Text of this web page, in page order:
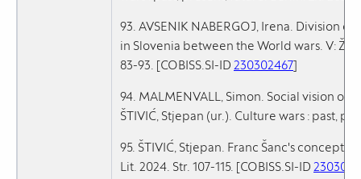
93. AVSENIK NABERGOJ, Irena. Division
in Slovenia between the World wars. V:
83-93. [COBISS.SI-ID 230302467]
94. MALMENVALL, Simon. Social vision of
ŠTIVIĆ, Stjepan (ur.). Culture wars : past,
95. ŠTIVIĆ, Stjepan. Franc Šanc's concept
Lit. 2024. Str. 107-115. [COBISS.SI-ID